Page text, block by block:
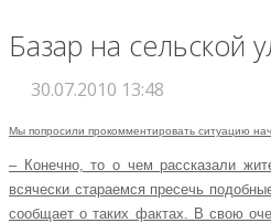
Базар на сельской
30.07.2010 13:48
Мы попросили прокомментировать ситуацию
– Конечно, то о чем рассказали
всячески стараемся пресечь
сообщает о таких фактах. В свою